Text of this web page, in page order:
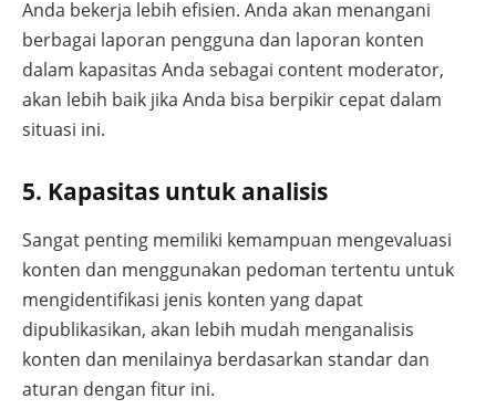
Anda bekerja lebih efisien. Anda akan menangani
berbagai laporan pengguna dan laporan konten
dalam kapasitas Anda sebagai content moderator,
akan lebih baik jika Anda bisa berpikir cepat dalam
situasi ini.
5. Kapasitas untuk analisis
Sangat penting memiliki kemampuan mengevaluasi
konten dan menggunakan pedoman tertentu untuk
mengidentifikasi jenis konten yang dapat
dipublikasikan, akan lebih mudah menganalisis
konten dan menilainya berdasarkan standar dan
aturan dengan fitur ini.